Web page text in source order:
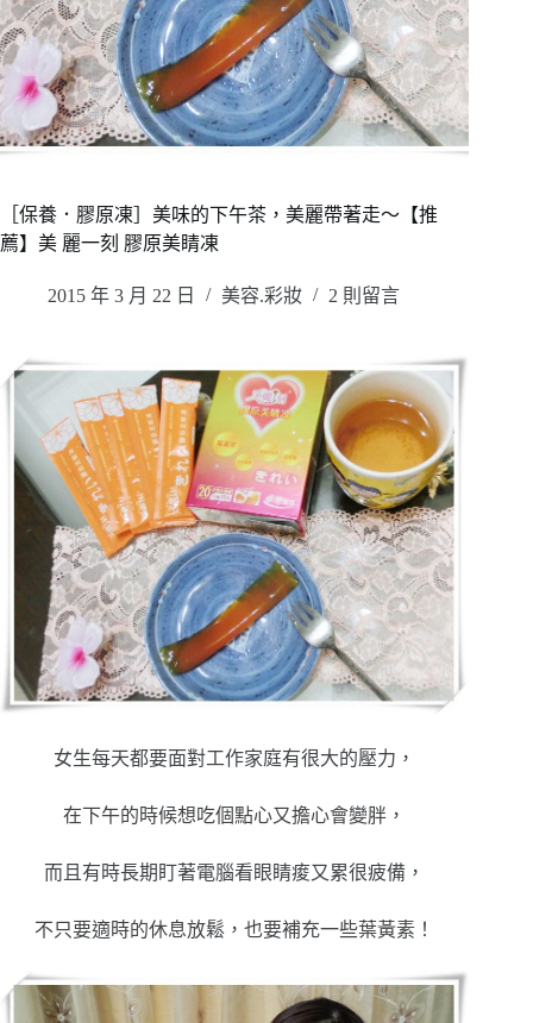
［保養．膠原凍］美味的下午茶，美麗帶著走～【推
薦】美 麗一刻 膠原美睛凍
2015 年 3 月 22 日 美容.彩妝 2 則留言
女生每天都要面對工作家庭有很大的壓力，
在下午的時候想吃個點心又擔心會變胖，
而且有時長期盯著電腦看眼睛痠又累很疲備，
不只要適時的休息放鬆，也要補充一些葉黃素！